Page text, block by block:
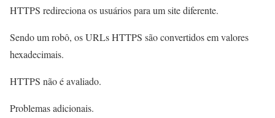
HTTPS redireciona os usuários para um site diferente.
Sendo um robô, os URLs HTTPS são convertidos em valores
hexadecimais.
HTTPS não é avaliado.
Problemas adicionais.